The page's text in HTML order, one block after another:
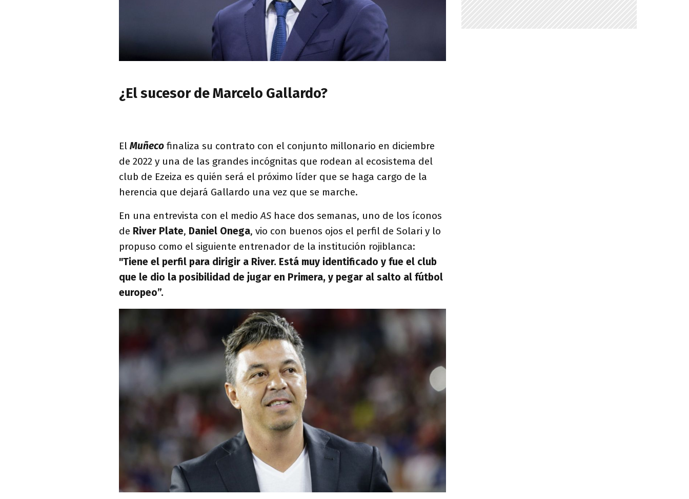
¿El sucesor de Marcelo Gallardo?
El Muñeco finaliza su contrato con el conjunto millonario en diciembre
de 2022 y una de las grandes incógnitas que rodean al ecosistema del
club de Ezeiza es quién será el próximo líder que se haga cargo de la
herencia que dejará Gallardo una vez que se marche.
En una entrevista con el medio AS hace dos semanas, uno de los íconos
de River Plate, Daniel Onega, vio con buenos ojos el perfil de Solari y lo
propuso como el siguiente entrenador de la institución rojiblanca:
"Tiene el perfil para dirigir a River. Está muy identificado y fue el club
que le dio la posibilidad de jugar en Primera, y pegar al salto al fútbol
europeo”.